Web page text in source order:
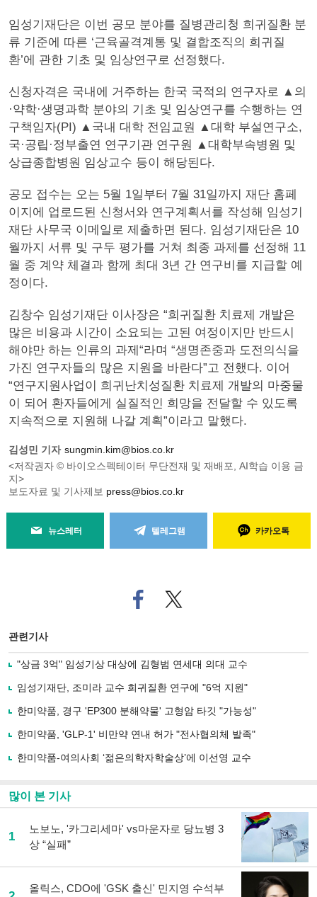
임성기재단은 이번 공모 분야를 질병관리청 희귀질환 분
류 기준에 따른 ‘근육골격계통 및 결합조직의 희귀질
환’에 관한 기초 및 임상연구로 선정했다.
신청자격은 국내에 거주하는 한국 국적의 연구자로 ▲의
·약학·생명과학 분야의 기초 및 임상연구를 수행하는 연
구책임자(PI) ▲국내 대학 전임교원 ▲대학 부설연구소,
국·공립·정부출연 연구기관 연구원 ▲대학부속병원 및
상급종합병원 임상교수 등이 해당된다.
공모 접수는 오는 5월 1일부터 7월 31일까지 재단 홈페
이지에 업로드된 신청서와 연구계획서를 작성해 임성기
재단 사무국 이메일로 제출하면 된다. 임성기재단은 10
월까지 서류 및 구두 평가를 거쳐 최종 과제를 선정해 11
월 중 계약 체결과 함께 최대 3년 간 연구비를 지급할 예
정이다.
김창수 임성기재단 이사장은 “희귀질환 치료제 개발은
많은 비용과 시간이 소요되는 고된 여정이지만 반드시
해야만 하는 인류의 과제“라며 “생명존중과 도전의식을
가진 연구자들의 많은 지원을 바란다”고 전했다. 이어
“연구지원사업이 희귀난치성질환 치료제 개발의 마중물
이 되어 환자들에게 실질적인 희망을 전달할 수 있도록
지속적으로 지원해 나갈 계획”이라고 말했다.
김성민 기자 sungmin.kim@bios.co.kr
<저작권자 © 바이오스펙테이터 무단전재 및 재배포, AI학습 이용 금
지>
보도자료 및 기사제보 press@bios.co.kr
뉴스레터 텔레그램 카카오톡
페
이
로
기
사
유
기
트위
터로
관련기사
"상금 3억" 임성기상 대상에 김형범 연세대 의대 교수
임성기재단, 조미라 교수 희귀질환 연구에 "6억 지원"
한미약품, 경구 'EP300 분해약물' 고형암 타깃 "가능성"
한미약품, 'GLP-1' 비만약 연내 허가 "전사협의체 발족"
한미약품-여의사회 ‘젊은의학자학술상’에 이선영 교수
많이 본 기사
1
노보노, '카그리세마' vs마운자로 당뇨병 3
상 “실패”
올릭스, CDO에 'GSK 출신' 민지영 수석부